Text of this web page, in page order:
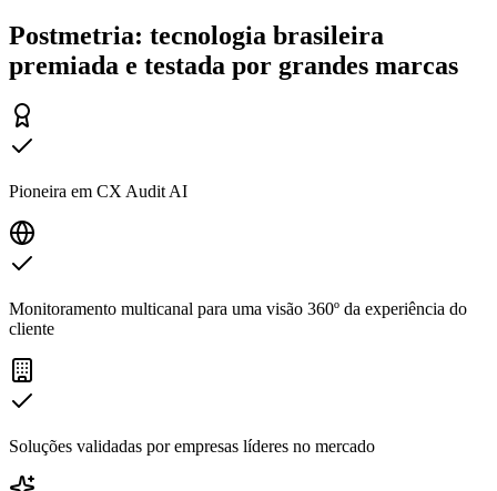
Postmetria: tecnologia brasileira
premiada e testada por grandes marcas
Pioneira em CX Audit AI
Monitoramento multicanal para uma visão 360º da experiência do
cliente
Soluções validadas por empresas líderes no mercado